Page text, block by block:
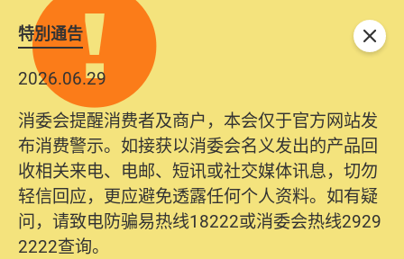
特別通告
2026.06.29
消委会提醒消费者及商户，本会仅于官方网站发
布消费警示。如接获以消委会名义发出的产品回
收相关来电、电邮、短讯或社交媒体讯息，切勿
轻信回应，更应避免透露任何个人资料。如有疑
问，请致电防骗易热线18222或消委会热线2929
2222查询。
关闭